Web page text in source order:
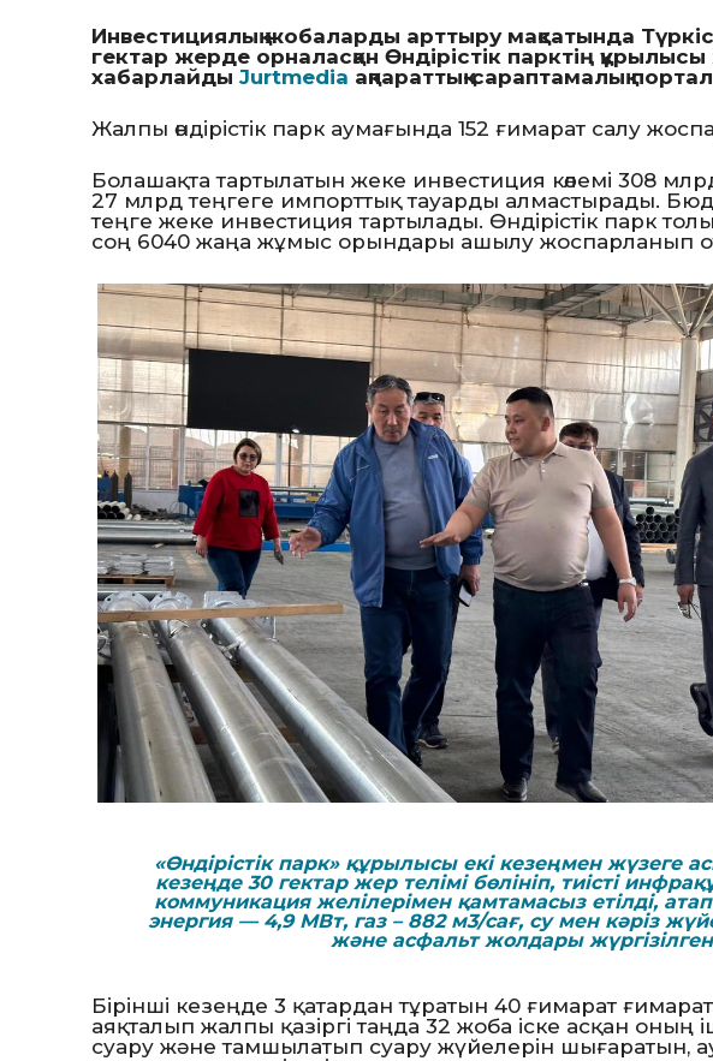
Инвестициялық жобаларды арттыру мақсатында
гектар жерде орналасқан Өндірістік парктің
хабарлайды Jurtmedia ақпараттық-сараптамалық
Жалпы өндірістік парк аумағында 152 ғимарат салу
Болашақта тартылатын жеке инвестиция көлемі 308
27 млрд теңгеге импорттық тауарды алмастырады.
теңге жеке инвестиция тартылады. Өндірістік парк
соң 6040 жаңа жұмыс орындары ашылу жоспарланып
«Өндірістік парк» құрылысы екі кезеңмен жүзеге
кезеңде 30 гектар жер телімі бөлініп, тиісті
коммуникация желілерімен қамтамасыз етілді,
энергия — 4,9 МВт, газ – 882 м3/сағ, су мен кәріз
және асфальт жолдары
Бірінші кезеңде 3 қатардан тұратын 40 ғимарат
аяқталып жалпы қазіргі таңда 32 жоба іске асқан оның
суару және тамшылатып суару жүйелерін шығаратын,